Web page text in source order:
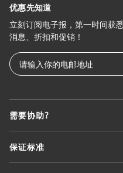
需要协助?
保证标准
优惠先知道
立刻订阅电子报，第一时间获
消息、折扣和促销！